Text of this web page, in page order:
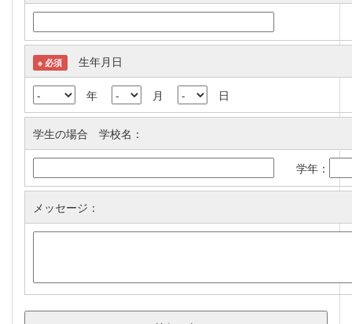
※ 必須 生年月日
年 月 日
学生の場合 学校名：
学年：
メッセージ：